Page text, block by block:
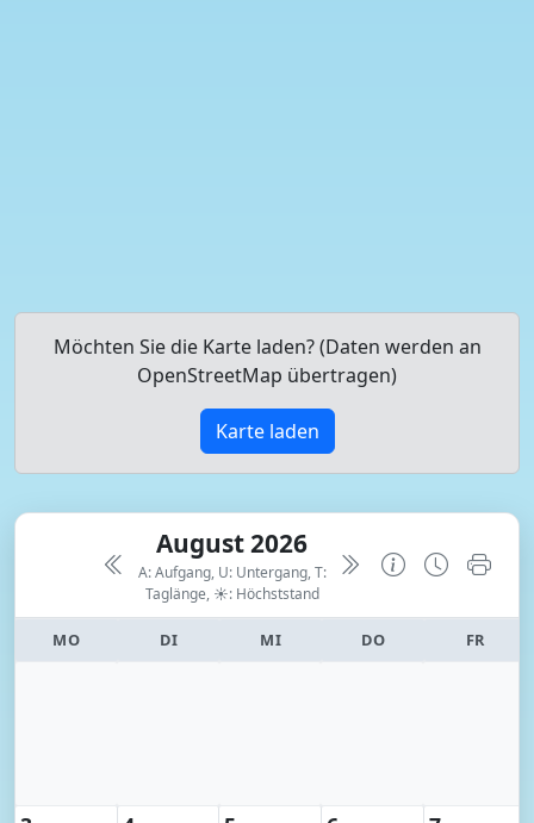
Möchten Sie die Karte laden? (Daten werden an
OpenStreetMap übertragen)
Karte laden
August 2026
A: Aufgang, U: Untergang, T:
Taglänge, ☀: Höchststand
MO DI MI DO FR